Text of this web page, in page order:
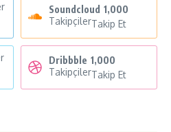
Soundcloud 1,000
TakipçilerTakip Et
Dribbble 1,000
TakipçilerTakip Et